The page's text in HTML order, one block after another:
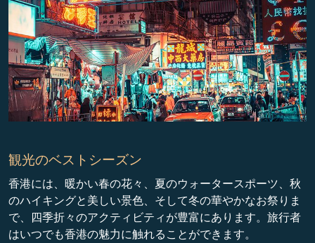
観光のベストシーズン
香港には、暖かい春の花々、夏のウォータースポーツ、秋
のハイキングと美しい景色、そして冬の華やかなお祭りま
で、四季折々のアクティビティが豊富にあります。旅行者
はいつでも香港の魅力に触れることができます。